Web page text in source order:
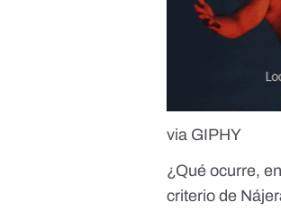
via GIPHY
¿Qué ocurre,
criterio de